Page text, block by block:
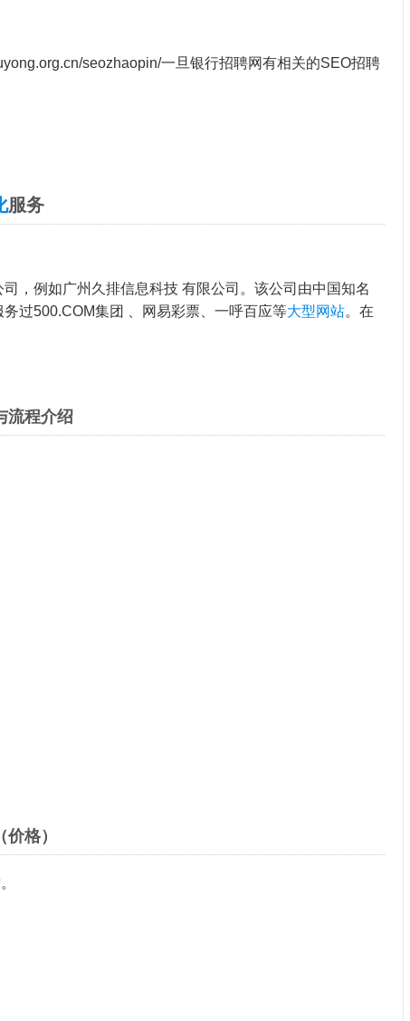
seozhaopin/一旦银行招聘网有相关的SEO招聘
服务
，例如广州久排信息科技 有限公司。该公司由中国知名
过500.COM集团 、网易彩票、一呼百应等大型网站。在
流程介绍
格）